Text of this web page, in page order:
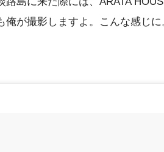
俺が撮影しますよ。こんな感じに